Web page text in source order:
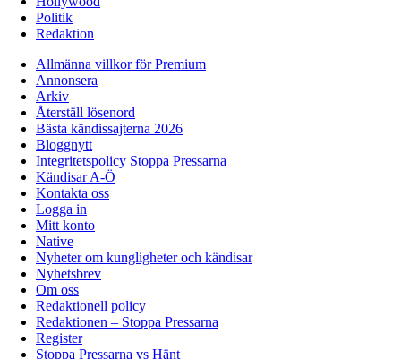
Politik
Redaktion
Allmänna villkor för Premium
Annonsera
Arkiv
Återställ lösenord
Bästa kändissajterna 2026
Bloggnytt
Integritetspolicy Stoppa Pressarna
Kändisar A-Ö
Kontakta oss
Logga in
Mitt konto
Native
Nyheter om kungligheter och kändisar
Nyhetsbrev
Om oss
Redaktionell policy
Redaktionen – Stoppa Pressarna
Register
Stoppa Pressarna vs Hänt